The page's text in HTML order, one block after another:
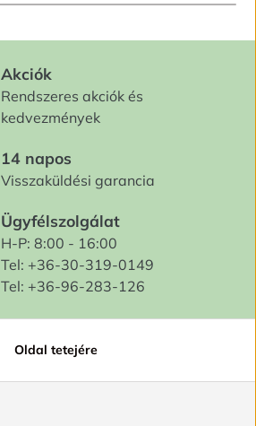
Akciók
Rendszeres akciók és
kedvezmények
14 napos
Visszaküldési garancia
Ügyfélszolgálat
H-P: 8:00 - 16:00
Tel: +36-30-319-0149
Tel: +36-96-283-126
Oldal tetejére